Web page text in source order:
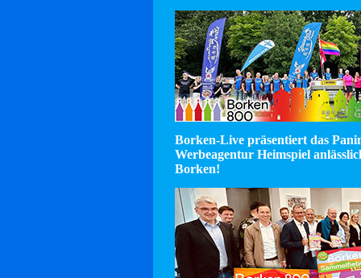
Borken-Live präsentiert das
Werbeagentur Heimspiel
Borken!